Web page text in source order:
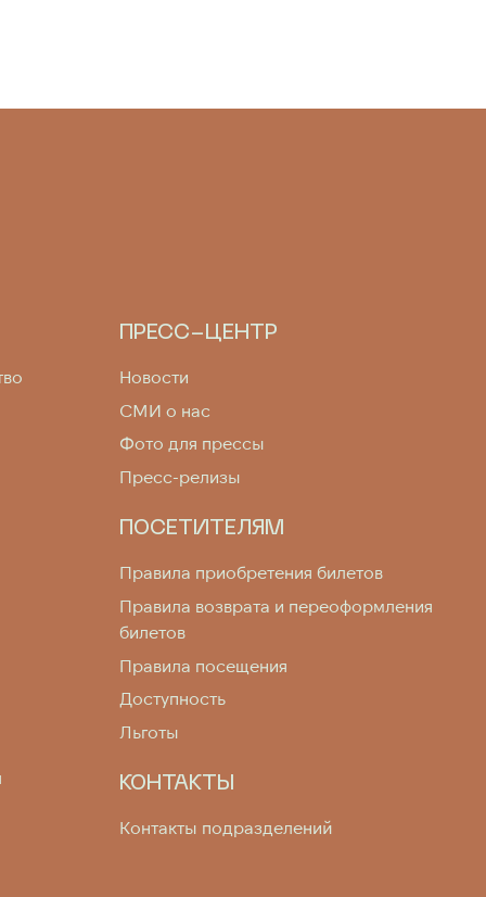
ПРЕСС-ЦЕНТР
Новости
СМИ о нас
Фото для прессы
Пресс-релизы
ПОСЕТИТЕЛЯМ
Правила приобретения билетов
Правила возврата и переоформления
билетов
Правила посещения
Доступность
Льготы
КОНТАКТЫ
Контакты подразделений